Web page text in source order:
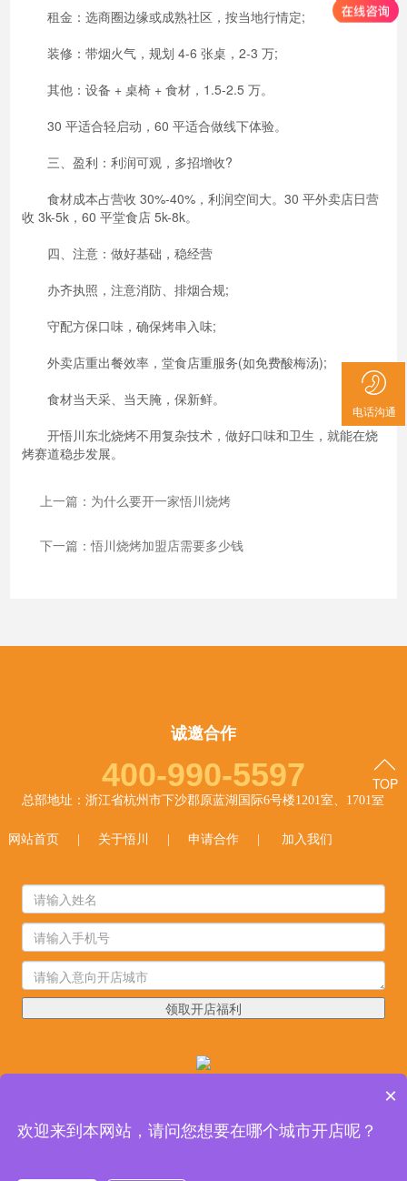
租金：选商圈边缘或成熟社区，按当地行情定;
装修：带烟火气，规划 4-6 张桌，2-3 万;
其他：设备 + 桌椅 + 食材，1.5-2.5 万。
30 平适合轻启动，60 平适合做线下体验。
三、盈利：利润可观，多招增收?
食材成本占营收 30%-40%，利润空间大。30 平外卖店日营
收 3k-5k，60 平堂食店 5k-8k。
四、注意：做好基础，稳经营
办齐执照，注意消防、排烟合规;
守配方保口味，确保烤串入味;
外卖店重出餐效率，堂食店重服务(如免费酸梅汤);
食材当天采、当天腌，保新鲜。
开悟川东北烧烤不用复杂技术，做好口味和卫生，就能在烧
烤赛道稳步发展。
上一篇：为什么要开一家悟川烧烤
下一篇：悟川烧烤加盟店需要多少钱
诚邀合作
400-990-5597
总部地址：浙江省杭州市下沙郡原蓝湖国际6号楼1201室、1701室
网站首页| 关于悟川 | 申请合作| 加入我们
领取开店福利
电话沟通
TOP
×
欢迎来到本网站，请问您想要在哪个城市开店呢？